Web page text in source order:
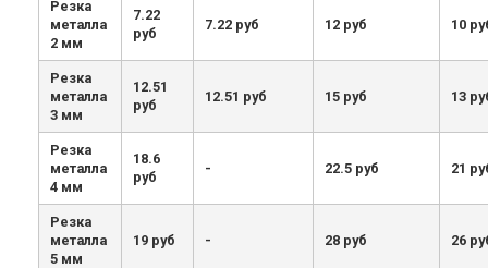
Резка
металла
2 мм
7.22
руб
7.22 руб 12 руб 10
Резка
металла
3 мм
12.51
руб
12.51 руб 15 руб 13
Резка
металла
4 мм
18.6
руб
- 22.5 руб 21
Резка
металла
5 мм
19 руб - 28 руб 26